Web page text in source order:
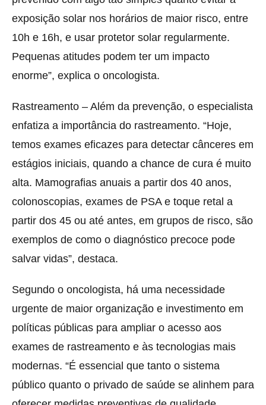
exposição solar nos horários de maior risco, entre
10h e 16h, e usar protetor solar regularmente.
Pequenas atitudes podem ter um impacto
enorme”, explica o oncologista.
Rastreamento – Além da prevenção, o especialista
enfatiza a importância do rastreamento. “Hoje,
temos exames eficazes para detectar cânceres em
estágios iniciais, quando a chance de cura é muito
alta. Mamografias anuais a partir dos 40 anos,
colonoscopias, exames de PSA e toque retal a
partir dos 45 ou até antes, em grupos de risco, são
exemplos de como o diagnóstico precoce pode
salvar vidas”, destaca.
Segundo o oncologista, há uma necessidade
urgente de maior organização e investimento em
políticas públicas para ampliar o acesso aos
exames de rastreamento e às tecnologias mais
modernas. “É essencial que tanto o sistema
público quanto o privado de saúde se alinhem para